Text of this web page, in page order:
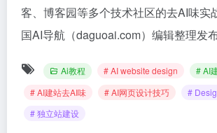
客、博客园等多个技术社区的去AI味实
国AI导航（daguoai.com）编辑整理发布
Ai教程 # AI website design
# AI
# AI建站去AI味
# AI网页设计技巧
#
# 独立站建设